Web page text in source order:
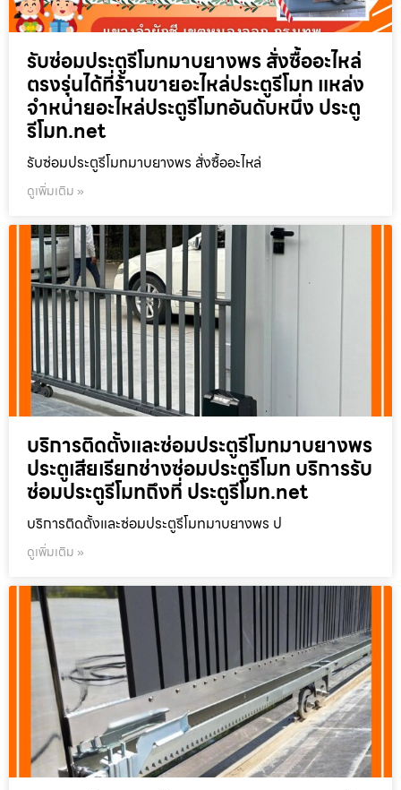
รับซ่อมประตูรีโมทมาบยางพร สั่งซื้ออะไหล่
ตรงรุ่นได้ที่ร้านขายอะไหล่ประตูรีโมท แหล่ง
จำหน่ายอะไหล่ประตูรีโมทอันดับหนึ่ง ประตู
รีโมท.net
รับซ่อมประตูรีโมทมาบยางพร สั่งซื้ออะไหล่
ดูเพิ่มเติม »
บริการติดตั้งและซ่อมประตูรีโมทมาบยางพร
ประตูเสียเรียกช่างซ่อมประตูรีโมท บริการรับ
ซ่อมประตูรีโมทถึงที่ ประตูรีโมท.net
บริการติดตั้งและซ่อมประตูรีโมทมาบยางพร ป
ดูเพิ่มเติม »